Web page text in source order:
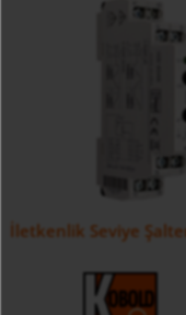
İletkenlik Seviye